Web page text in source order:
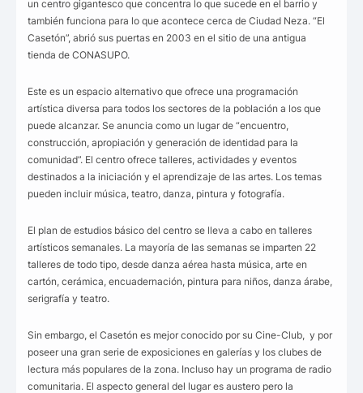
un centro gigantesco que concentra lo que sucede en el barrio y
también funciona para lo que acontece cerca de Ciudad Neza. “El
Casetón”, abrió sus puertas en 2003 en el sitio de una antigua
tienda de CONASUPO.
Este es un espacio alternativo que ofrece una programación
artística diversa para todos los sectores de la población a los que
puede alcanzar. Se anuncia como un lugar de “encuentro,
construcción, apropiación y generación de identidad para la
comunidad”. El centro ofrece talleres, actividades y eventos
destinados a la iniciación y el aprendizaje de las artes. Los temas
pueden incluir música, teatro, danza, pintura y fotografía.
El plan de estudios básico del centro se lleva a cabo en talleres
artísticos semanales. La mayoría de las semanas se imparten 22
talleres de todo tipo, desde danza aérea hasta música, arte en
cartón, cerámica, encuadernación, pintura para niños, danza árabe,
serigrafía y teatro.
Sin embargo, el Casetón es mejor conocido por su Cine-Club, y por
poseer una gran serie de exposiciones en galerías y los clubes de
lectura más populares de la zona. Incluso hay un programa de radio
comunitaria. El aspecto general del lugar es austero pero la